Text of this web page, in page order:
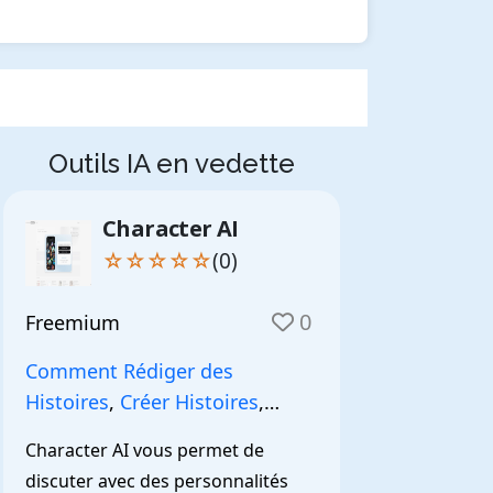
Outils IA en vedette
Character AI
☆☆☆☆☆(0)
Freemium 0
Comment Rédiger des
Histoires, Créer Histoires,
Character AI vous permet de
discuter avec des personnalités